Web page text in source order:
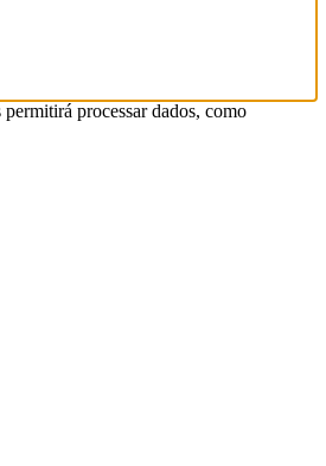
processar dados, como